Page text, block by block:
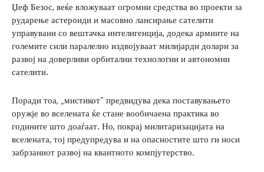
Џеф Безос, веќе вложуваат огромни средства во проекти за
рударење астероиди и масовно лансирање сателити
управувани со вештачка интелигенција, додека армиите на
големите сили паралелно издвојуваат милијарди долари за
развој на доверливи орбитални технологии и автономни
сателити.
Поради тоа, „мистикот“ предвидува дека поставувањето
оружје во вселената ќе стане вообичаена практика во
годините што доаѓаат. Но, покрај милитаризацијата на
вселената, тој предупредува и на опасностите што ги носи
забрзаниот развој на квантното компјутерство.